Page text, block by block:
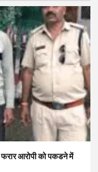
आरोपी को पकडने में